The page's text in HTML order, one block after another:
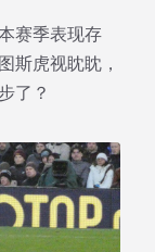
赛季表现存
斯虎视眈眈，
了？